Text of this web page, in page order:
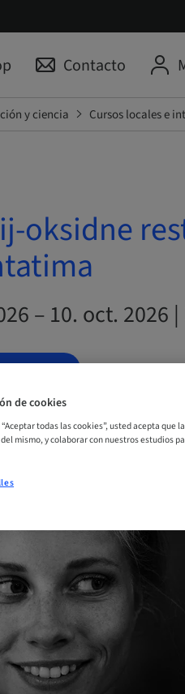
Contacto
y ciencia Cursos locales e
oksidne
– 10. oct. 2026
AHORA
de cookies
todas las cookies”, usted acepta
mismo, y colaborar con nuestros estudios